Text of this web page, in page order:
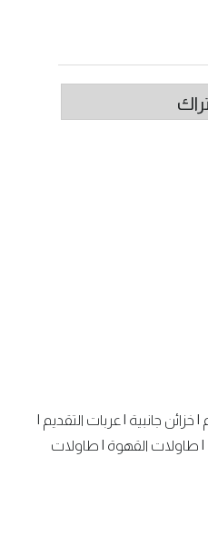
خزائن جانبية عربات التقديم
طاولات القهوة
طاولات